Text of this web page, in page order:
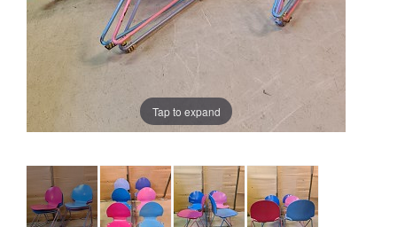
Tap to expand